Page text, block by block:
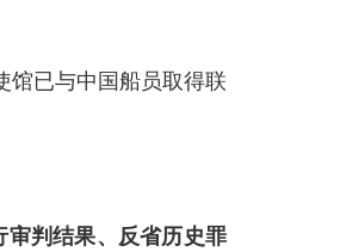
馆已与中国船员取得联
审判结果、反省历史罪